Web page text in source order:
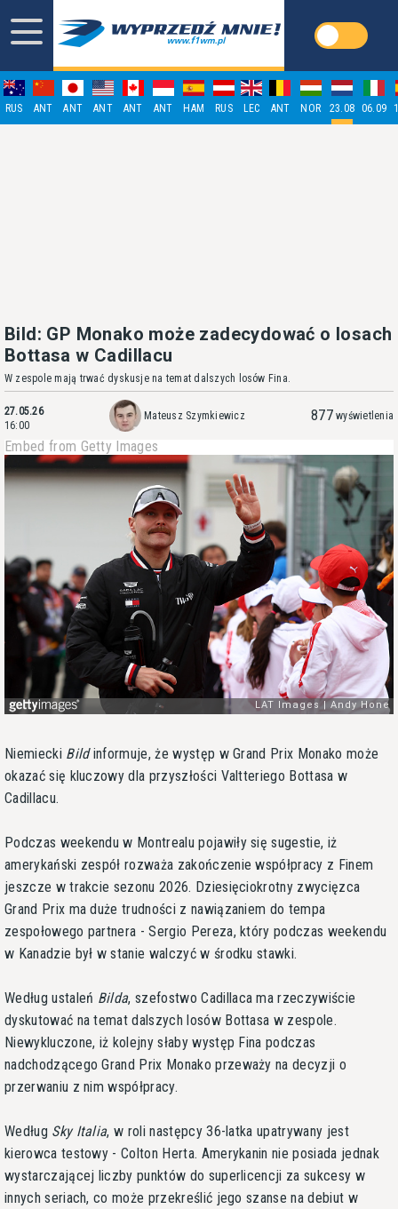
RUS ANT ANT ANT ANT ANT HAM RUS LEC ANT NOR 23.08 06.09
Bild: GP Monako może zadecydować o losach
Bottasa w Cadillacu
W zespole mają trwać dyskusje na temat dalszych losów Fina.
27.05.26
16:00
Mateusz Szymkiewicz 877 wyświetlenia
Embed from Getty Images
Niemiecki Bildinformuje, że występ w Grand Prix Monako może
okazać się kluczowy dla przyszłości Valtteriego Bottasa w
Cadillacu.
Podczas weekendu w Montrealu pojawiły się sugestie, iż
amerykański zespół rozważa zakończenie współpracy z Finem
jeszcze w trakcie sezonu 2026. Dziesięciokrotny zwycięzca
Grand Prix ma duże trudności z nawiązaniem do tempa
zespołowego partnera - Sergio Pereza, który podczas weekendu
w Kanadzie był w stanie walczyć w środku stawki.
Według ustaleń Bilda, szefostwo Cadillaca ma rzeczywiście
dyskutować na temat dalszych losów Bottasa w zespole.
Niewykluczone, iż kolejny słaby występ Fina podczas
nadchodzącego Grand Prix Monako przeważy na decyzji o
przerwaniu z nim współpracy.
Według Sky Italia, w roli następcy 36-latka upatrywany jest
kierowca testowy - Colton Herta. Amerykanin nie posiada jednak
wystarczającej liczby punktów do superlicencji za sukcesy w
innych seriach, co może przekreślić jego szanse na debiut w